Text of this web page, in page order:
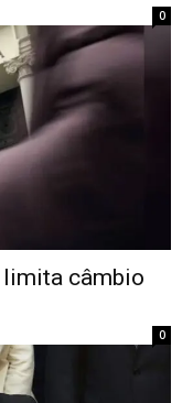
0
limita câmbio
0